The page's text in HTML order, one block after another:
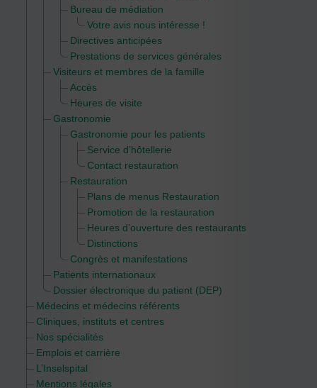
Bureau de médiation
Votre avis nous intéresse !
Directives anticipées
Prestations de services générales
Visiteurs et membres de la famille
Accès
Heures de visite
Gastronomie
Gastronomie pour les patients
Service d’hôtellerie
Contact restauration
Restauration
Plans de menus Restauration
Promotion de la restauration
Heures d’ouverture des restaurants
Distinctions
Congrès et manifestations
Patients internationaux
Dossier électronique du patient (DEP)
Médecins et médecins référents
Cliniques, instituts et centres
Nos spécialités
Emplois et carrière
L’Inselspital
Mentions légales